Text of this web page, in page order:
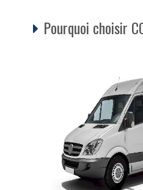
Pourquoi choisir